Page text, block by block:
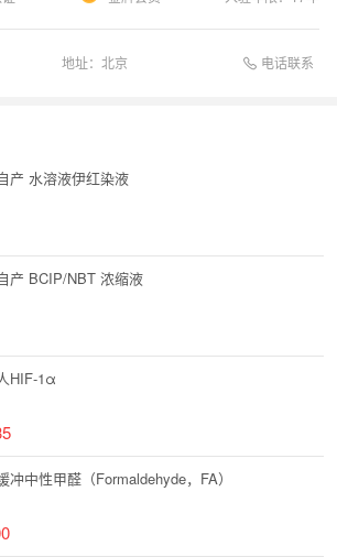
地址： 北京 电话联系
产 水溶液伊红染液
产 BCIP/NBT 浓缩液
HIF-1α
冲中性甲醛（Formaldehyde，FA）